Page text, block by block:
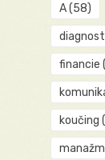
A(58)
financie
koučing